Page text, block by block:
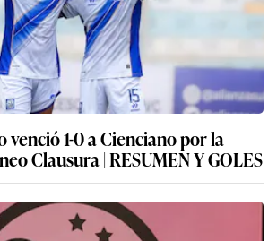
venció 1-0 a Cienciano por la
fecha 4 del Torneo Clausura | RESUMEN Y GOLES